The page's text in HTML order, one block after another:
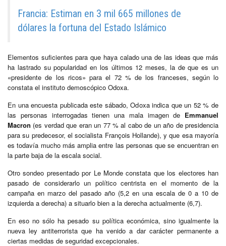
Francia: Estiman en 3 mil 665 millones de
dólares la fortuna del Estado Islámico
Elementos suficientes para que haya calado una de las ideas que más
ha lastrado su popularidad en los últimos 12 meses, la de que es un
«presidente de los ricos» para el 72 % de los franceses, según lo
constata el instituto demoscópico Odoxa.
En una encuesta publicada este sábado, Odoxa indica que un 52 % de
las personas interrogadas tienen una mala imagen de Emmanuel
Macron (es verdad que eran un 77 % al cabo de un año de presidencia
para su predecesor, el socialista François Hollande), y que esa mayoría
es todavía mucho más amplia entre las personas que se encuentran en
la parte baja de la escala social.
Otro sondeo presentado por Le Monde constata que los electores han
pasado de considerarlo un político centrista en el momento de la
campaña en marzo del pasado año (5,2 en una escala de 0 a 10 de
izquierda a derecha) a situarlo bien a la derecha actualmente (6,7).
En eso no sólo ha pesado su política económica, sino igualmente la
nueva ley antiterrorista que ha venido a dar carácter permanente a
ciertas medidas de seguridad excepcionales.